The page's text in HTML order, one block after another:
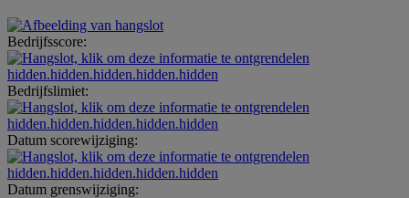
Bedrijfsscore:
hidden.hidden.hidden.hidden.hidden
Bedrijfslimiet:
hidden.hidden.hidden.hidden.hidden
Datum scorewijziging:
hidden.hidden.hidden.hidden.hidden
Datum grenswijziging: